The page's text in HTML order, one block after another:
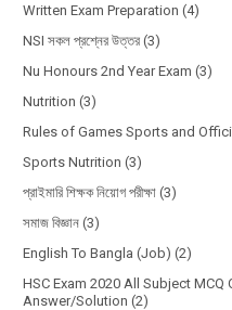
Written Exam Preparation (4)
NSI সকল প্রশ্নের উত্তর (3)
Nu Honours 2nd Year Exam (3)
Nutrition (3)
Rules of Games Sports and
Sports Nutrition (3)
প্রাইমারি শিক্ষক নিয়োগ পরীক্ষা (3)
সমাজ বিজ্ঞান (3)
English To Bangla (Job) (2)
HSC Exam 2020 All Subject MCQ
Answer/Solution (2)